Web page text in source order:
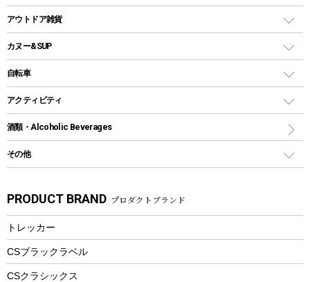
パラソル
テントアクセサリー
ペグ
グランドシート
ガイドロープ
ツール
鉄板、アミ
焚き火台&ストーブ
火起こし
バーベキューツール
クッカーセット
シェラカップ
クッキングツール
ナイフ
カトラリー
マグカップ、カップ
ステンレスボトル
フードボトル
コップ付きタイプ
ワンタッチタイプ
プラスチックボトル
ディズニーボトル
クーラーバッグ
ウォータージャグ
保冷剤
アウトドアキャリー
アウトドア雑貨
バックパック&バッグ
リュック、バックパック
トートバッグ、サコッシュ
ショッピングキャリー
その他アウトドア雑貨
スプレー関係
ツール、他
カヌー&SUP
インフレータブル
カヤック
パドル
ヘルメット
エアーポンプ
アクセサリー
自転車
折りたたみ自転車
スポーツサイクル
シティサイクル
自転車ウェア
アクティビティ
マリン
ラッシュガード
パラソル
フローティングベスト
ヘルメット
酒類・Alcoholic Beverages
その他
湯たんぽ
防災用品
PRODUCT BRAND プロダクトブランド
トレッカー
CSブラックラベル
CSクラシックス